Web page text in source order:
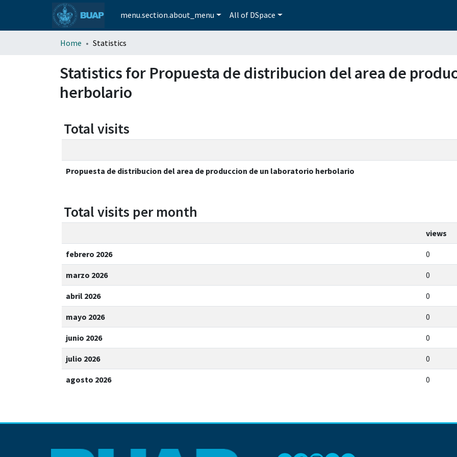
menu.section.about_menu All of DSpace
Home Statistics
Statistics for Propuesta de distribucion del area de
herbolario
Total visits
Propuesta de distribucion del area de produccion de un laboratorio herbolario
Total visits per month
views
febrero 2026 0
marzo 2026 0
abril 2026 0
mayo 2026 0
junio 2026 0
julio 2026 0
agosto 2026 0